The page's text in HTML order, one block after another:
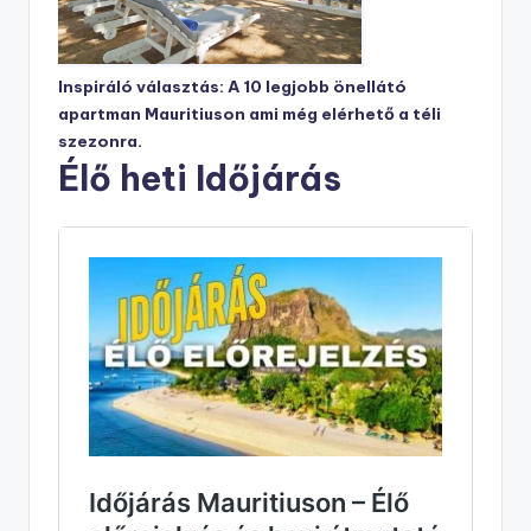
Inspiráló választás: A 10 legjobb önellátó
apartman Mauritiuson ami még elérhető a téli
szezonra.
Élő heti Időjárás